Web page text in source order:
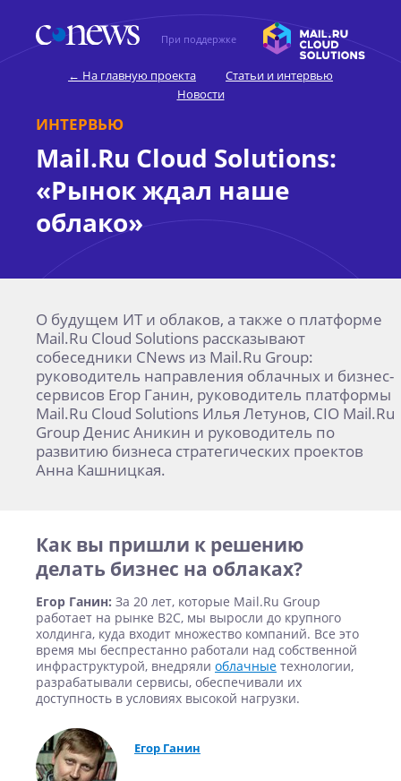
При поддержке
← На главную проекта
Статьи и интервью
Новости
Mail.Ru Cloud Solutions:
«Рынок ждал наше
облако»
О будущем ИТ и облаков, а также о платформе
Mail.Ru Cloud Solutions рассказывают
собеседники CNews из Mail.Ru Group:
руководитель направления облачных и бизнес-
сервисов Егор Ганин, руководитель платформы
Mail.Ru Cloud Solutions Илья Летунов, CIO Mail.Ru
Group Денис Аникин и руководитель по
развитию бизнеса стратегических проектов
Анна Кашницкая.
Как вы пришли к решению
делать бизнес на облаках?
Егор Ганин: За 20 лет, которые Mail.Ru Group
работает на рынке В2С, мы выросли до крупного
холдинга, куда входит множество компаний. Все это
время мы беспрестанно работали над собственной
инфраструктурой, внедряли облачные технологии,
разрабатывали сервисы, обеспечивали их
доступность в условиях высокой нагрузки.
Егор Ганин